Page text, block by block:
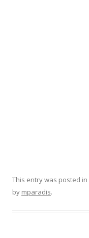
This entry was posted in
by mparadis.